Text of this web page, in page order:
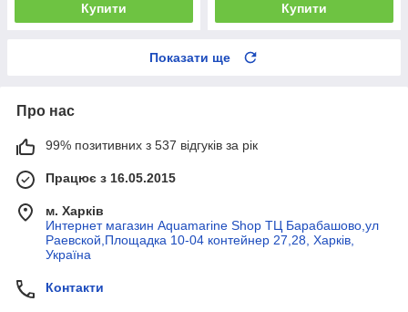
Купити Купити
Показати ще
Про нас
99% позитивних з 537 відгуків за рік
Працює з 16.05.2015
м. Харків
Интернет магазин Aquamarine Shop ТЦ Барабашово,ул
Раевской,Площадка 10-04 контейнер 27,28, Харків,
Україна
Контакти